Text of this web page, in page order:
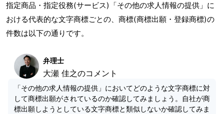
指定商品・指定役務(サービス)「その他の求人情報の提供」に
おける代表的な文字商標ごとの、商標(商標出願・登録商標)の
件数は以下の通りです。
弁理士
大瀬 佳之のコメント
「その他の求人情報の提供」においてどのような文字商標に対
して商標出願がされているのか確認してみましょう。自社が商
標出願しようとしている文字商標と類似しないか確認してみま